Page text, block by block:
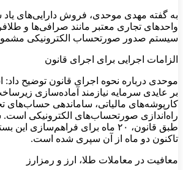
به گفته مهدی موحدی، فروش دارایی‌های
واحدهای تجاری معتبر مانند صرافی‌ها و
سیستم صدور صورتحساب الکترونیکی مشمول
الزامات اجرایی برای اجرای قانون
موحدی درباره نحوه اجرای قانون توضیح داد:
بر عایدی سرمایه نیازمند آماده‌سازی
کارپوشه‌های مالیاتی، ساماندهی حساب‌های
راه‌اندازی صورتحساب‌های الکترونیکی است.
طبق قانون، ۲۰ ماه برای فراهم‌سازی
تاکنون دو ماه از آن سپری شده است.
معافیت در معاملات طلا، ارز و رمزارز